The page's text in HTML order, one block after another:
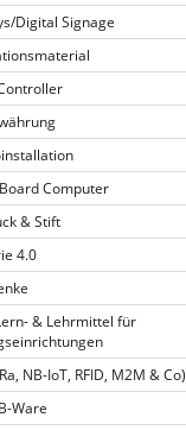
Digital Signage
Computer
& Stift
4.0
& Lehrmittel für
NB-IoT, RFID, M2M & Co)
Ware